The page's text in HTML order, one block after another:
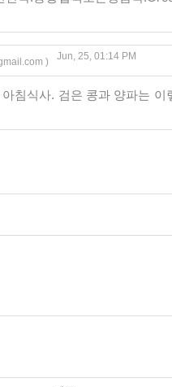
) Jun, 25, 01:14 PM
침식사. 검은 콩과 양파는 이